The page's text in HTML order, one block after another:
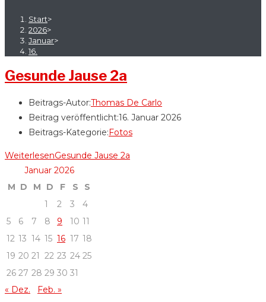
Start>
2026>
Januar>
16.
Gesunde Jause 2a
Beitrags-Autor:Thomas De Carlo
Beitrag veröffentlicht:16. Januar 2026
Beitrags-Kategorie:Fotos
WeiterlesenGesunde Jause 2a
Januar 2026
M D M D F S
S
1
2 3
4
5
6 7 8 9 10 11
12 13 14 15 16 17 18
19 20 21 22 23 24 25
26 27 28 29 30 31
« Dez.
Feb. »